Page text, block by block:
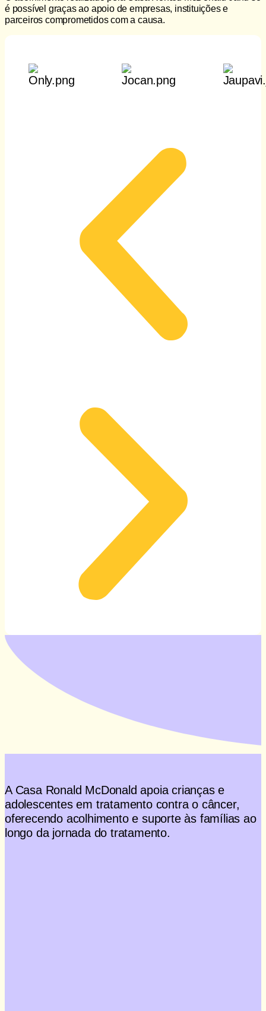
é possível graças ao apoio de empresas, instituições e
parceiros comprometidos com a causa.
A Casa Ronald McDonald apoia crianças e
adolescentes em tratamento contra o câncer,
oferecendo acolhimento e suporte às famílias ao
longo da jornada do tratamento.